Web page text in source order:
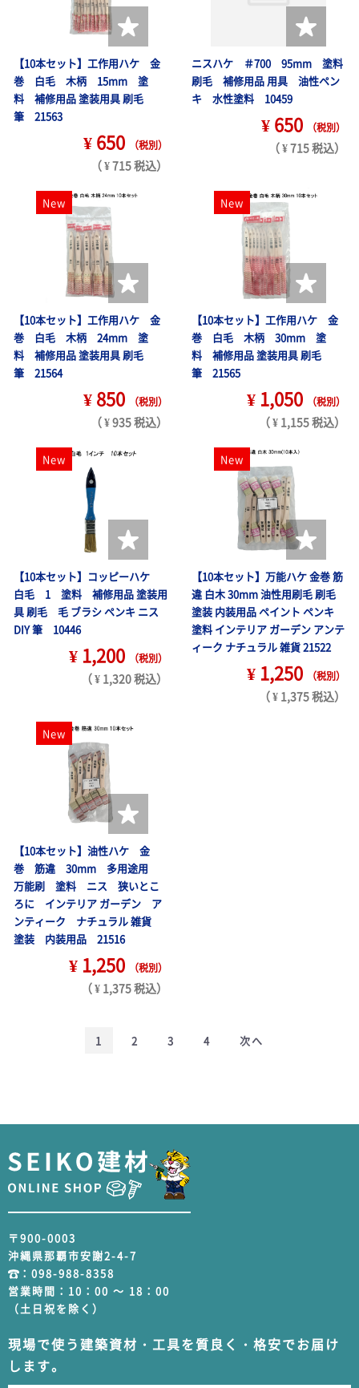
【10本セット】工作用ハケ 金
巻 白毛 木柄 15mm 塗
料 補修用品 塗装用具 刷毛
筆 21563
¥ 650 （税別）
（ ¥ 715 税込）
ニスハケ ＃700 95mm 塗料
刷毛 補修用品 用具 油性ペン
キ 水性塗料 10459
¥ 650 （税別）
（ ¥ 715 税込）
New
【10本セット】工作用ハケ 金
巻 白毛 木柄 24mm 塗
料 補修用品 塗装用具 刷毛
筆 21564
¥ 850 （税別）
（ ¥ 935 税込）
New
【10本セット】工作用ハケ 金
巻 白毛 木柄 30mm 塗
料 補修用品 塗装用具 刷毛
筆 21565
¥ 1,050 （税別）
（ ¥ 1,155 税込）
New
【10本セット】コッピーハケ
白毛 1 塗料 補修用品 塗装用
具 刷毛 毛 ブラシ ペンキ ニス
DIY 筆 10446
¥ 1,200 （税別）
（ ¥ 1,320 税込）
New
【10本セット】万能ハケ 金巻 筋
違 白木 30mm 油性用刷毛 刷毛
塗装 内装用品 ペイント ペンキ
塗料 インテリア ガーデン アンテ
ィーク ナチュラル 雑貨 21522
¥ 1,250 （税別）
（ ¥ 1,375 税込）
New
【10本セット】油性ハケ 金
巻 筋違 30mm 多用途用
万能刷 塗料 ニス 狭いとこ
ろに インテリア ガーデン ア
ンティーク ナチュラル 雑貨
塗装 内装用品 21516
¥ 1,250 （税別）
（ ¥ 1,375 税込）
1 2 3 4 次へ
〒900-0003
沖縄県那覇市安謝2-4-7
： 098-988-8358
営業時間：10：00 ～ 18：00
（土日祝を除く）
現場で使う建築資材・工具を質良く・格安でお届け
します。